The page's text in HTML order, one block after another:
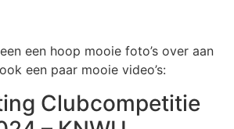
een hoop mooie foto’s over aan
een paar mooie video’s:
Clubcompetitie